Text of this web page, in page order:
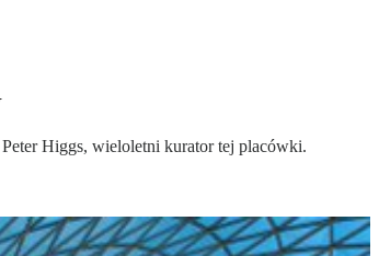
Higgs, wieloletni kurator tej placówki.